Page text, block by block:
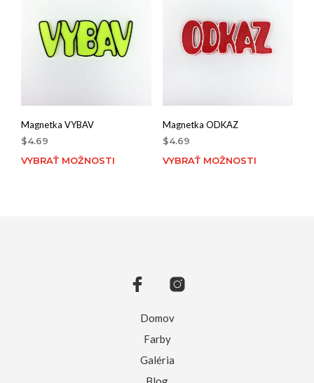
Magnetka VYBAV
$4.69
VYBRAŤ MOŽNOSTI
Magnetka ODKAZ
$4.69
VYBRAŤ MOŽNOSTI
Domov
Farby
Galéria